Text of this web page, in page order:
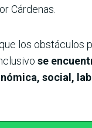
Cárdenas.
los obstáculos
se
social,